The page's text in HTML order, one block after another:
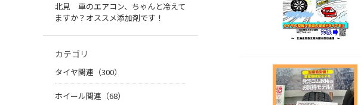
北見 車のエアコン、ちゃんと冷えて
ますか？オススメ添加剤です！
カテゴリ
タイヤ関連（300）
ホイール関連（68）